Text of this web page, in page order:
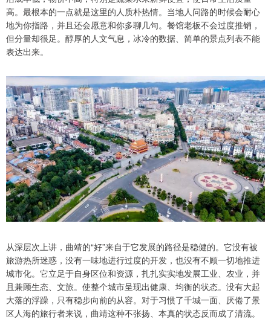
高。最根本的一点就是这里的人质朴热情。当地人问路的时候会耐心
地为你指路，并且还会愿意和你多聊几句。餐馆老板不会过度推销，
但分量却很足。醇厚的人文气息，冰冷的数据、简单的景点列表不能
表达出来。
从深层次上讲，曲靖的“好”来自于它发展的路径是稳健的。它没有被
旅游热所迷惑，没有一味地进行过度的开发，也没有不顾一切地推进
城市化。它立足于自身区位和资源，扎扎实实地发展工业、农业，并
且兼顾生态、文旅。使整个城市呈现出健康、均衡的状态。没有大起
大落的浮躁，只有稳步向前的从容。对于习惯了千城一面、厌倦了景
区人海的旅行者来说，曲靖这种不张扬、本真的状态反而成了清流。